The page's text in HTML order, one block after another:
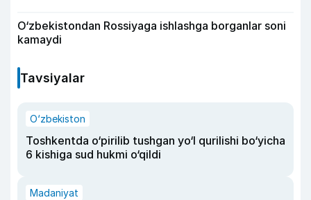
O‘zbekistondan Rossiyaga ishlashga borganlar soni
kamaydi
Tavsiyalar
O‘zbekiston
Toshkentda o‘pirilib tushgan yo‘l qurilishi bo‘yicha
6 kishiga sud hukmi o‘qildi
Madaniyat